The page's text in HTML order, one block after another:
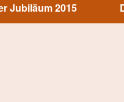
Jubiläum 2015